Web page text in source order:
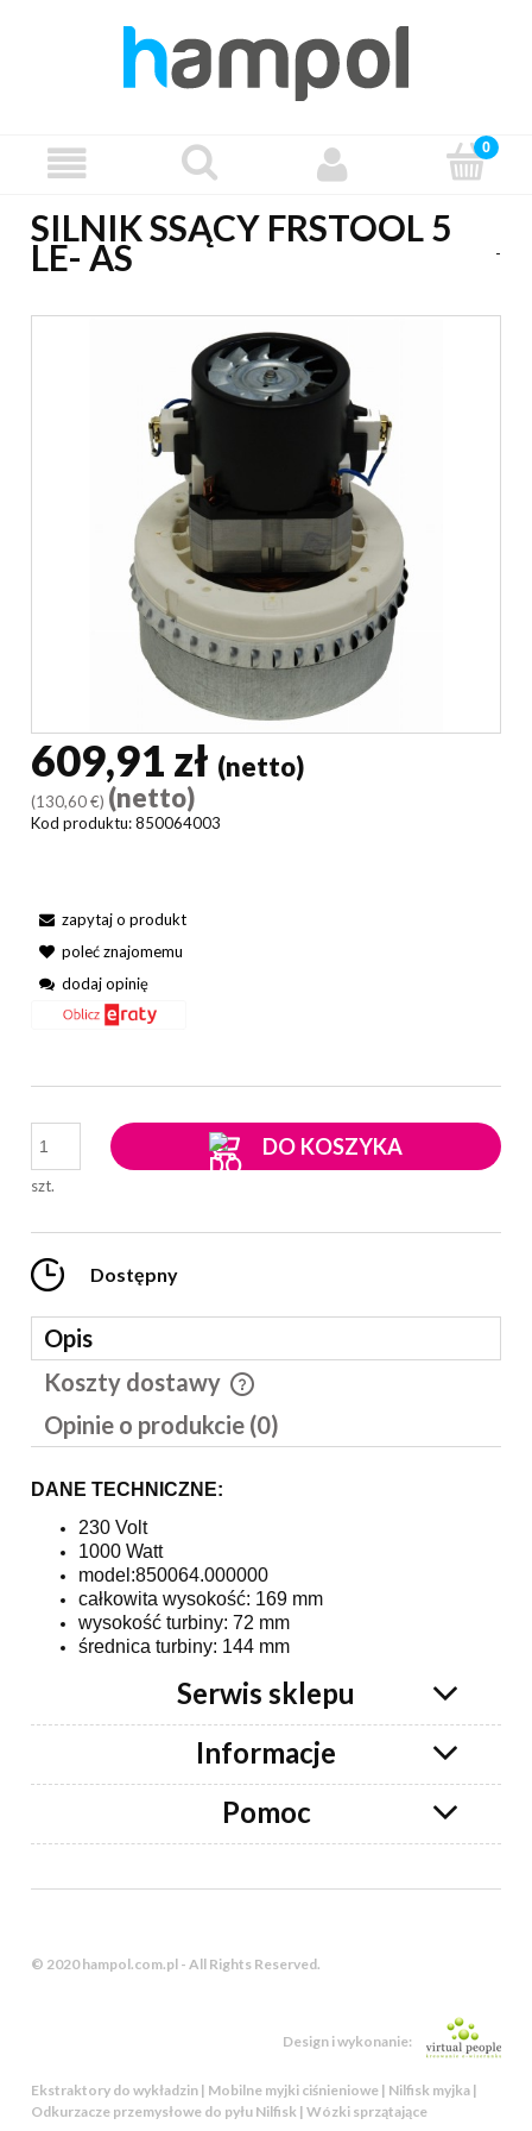
SILNIK SSĄCY FRSTOOL 5
LE- AS -
609,91 zł (netto)
(130,60 €) (netto)
Kod produktu:850064003
zapytaj o produkt
poleć znajomemu
dodaj opinię
szt.
DO KOSZYKA
Dostępny
Opis
Koszty dostawy
Cena nie zawiera ewentualnych kosztów płatności
Opinie o produkcie (0)
DANE TECHNICZNE:
230 Volt
1000 Watt
model:850064.000000
całkowita wysokość: 169 mm
wysokość turbiny: 72 mm
średnica turbiny: 144 mm
Serwis sklepu
Informacje
Pomoc
© 2020 hampol.com.pl - All Rights Reserved.
Design i wykonanie:
Ekstraktory do wykładzin | Mobilne myjki ciśnieniowe | Nilfisk myjka |
Odkurzacze przemysłowe do pyłu Nilfisk | Wózki sprzątające